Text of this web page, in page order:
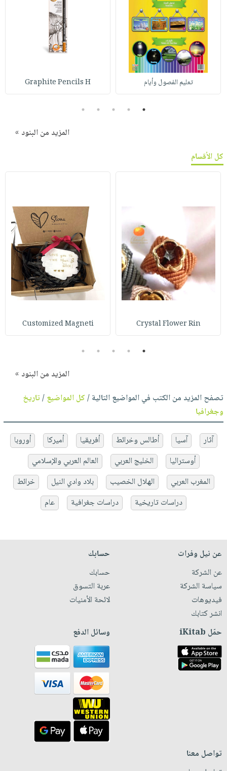
تعليم الفصول وأيام Graphite Pencils H
1
2
3
4
5
المزيد من البنود »
كل الأقسام
Crystal Flower Rin
Customized Magneti
1
2
3
4
5
المزيد من البنود »
تصفح المزيد من الكتب في المواضيع التالية /كل المواضيع/تاريخ
وجغرافيا
آثار آسيا أطالس وخرائط أفريقيا أميركا
أوروبا
أوستراليا
الخليج العربي
العالم العربي والإسلامي
المغرب العربي
الهلال الخصيب بلاد وادي النيل
خرائط
دراسات تاريخية
دراسات جغرافية عام
عن نيل وفرات
عن الشركة
سياسة الشركة
فيديوهات
انشر كتابك
حسابك
حسابك
عربة التسوق
لائحة الأمنيات
حمّل iKitab وسائل الدفع
تواصل معنا